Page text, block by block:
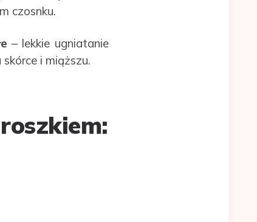
czosnku.
– lekkie ugniatanie
i miąższu.